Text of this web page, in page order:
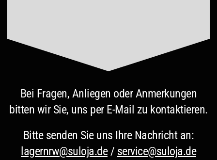
Bei Fragen, Anliegen oder Anmerkungen
bitten wir Sie, uns per E-Mail zu kontaktieren.
Bitte senden Sie uns Ihre Nachricht an:
lagernrw@suloja.de/ service@suloja.de